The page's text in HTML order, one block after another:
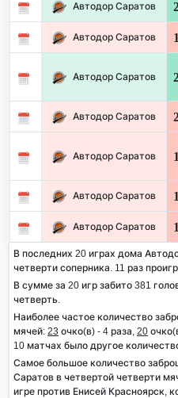
Автодор Саратов
Автодор Саратов
Автодор Саратов
Автодор Саратов
Автодор Саратов
Автодор Саратов
Автодор Саратов
В последних 20 играх дома
четверти соперника. 11 раз
В сумме за 20 игр забито 381
четверть.
Наиболее частое количество
мячей: 23 очко(в) - 4 раза, 20
10 матчах было другое
Самое большое количество
Саратов в четвертой четверти
игре против Енисей Красноярск,